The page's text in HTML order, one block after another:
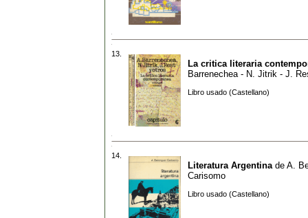
13.
La critica literaria
Barrenechea - N. Jitrik - J.
Libro usado (Castellano)
14.
Literatura Argentina de A.
Carisomo
Libro usado (Castellano)